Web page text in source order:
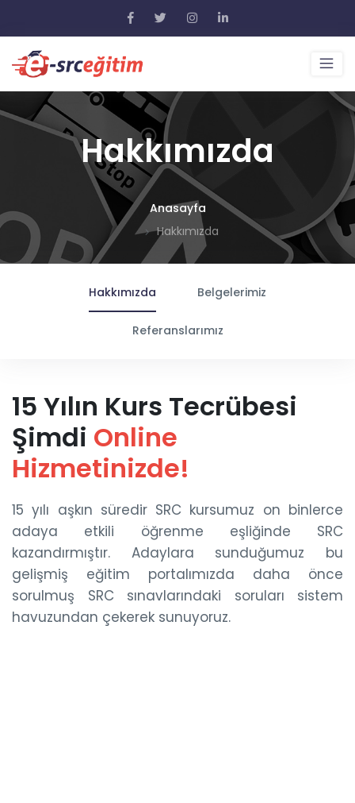
Hakkımızda
Anasayfa
Hakkımızda
Hakkımızda Belgelerimiz
Referanslarımız
15 Yılın Kurs Tecrübesi
Şimdi Online
Hizmetinizde!
15 yılı aşkın süredir SRC kursumuz on binlerce
adaya etkili öğrenme eşliğinde SRC
kazandırmıştır. Adaylara sunduğumuz bu
gelişmiş eğitim portalımızda daha önce
sorulmuş SRC sınavlarındaki soruları sistem
havuzundan çekerek sunuyoruz.